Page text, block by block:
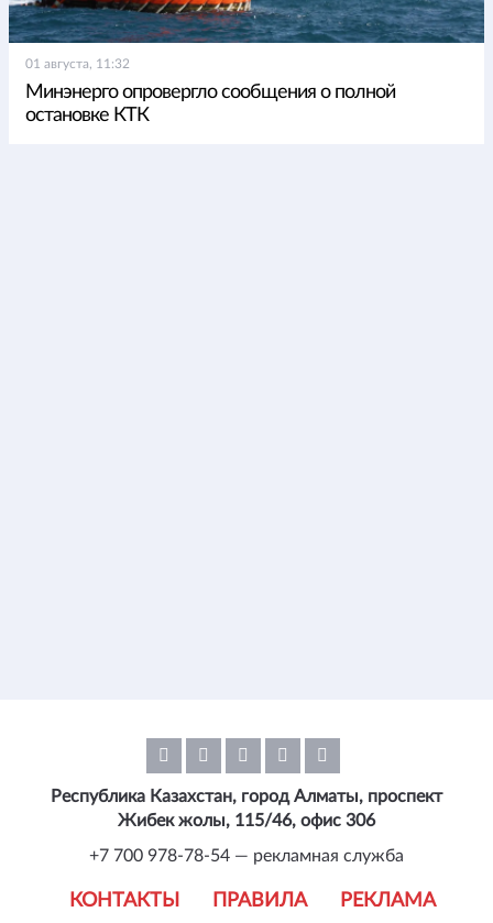
01 августа, 11:32
Минэнерго опровергло сообщения о полной
остановке КТК
КОНТАКТЫ ПРАВИЛА РЕКЛАМА
Республика Казахстан, город Алматы, проспект
Жибек жолы, 115/46, офис 306
+7 700 978-78-54 — рекламная служба